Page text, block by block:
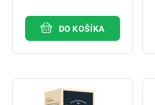
DO KOŠÍKA